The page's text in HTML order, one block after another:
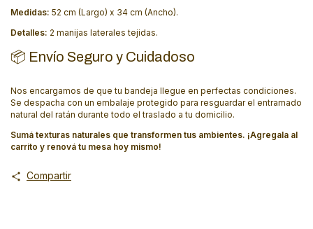
Medidas: 52 cm (Largo) x 34 cm (Ancho).
Detalles: 2 manijas laterales tejidas.
📦 Envío Seguro y Cuidadoso
Nos encargamos de que tu bandeja llegue en perfectas condiciones.
Se despacha con un embalaje protegido para resguardar el entramado
natural del ratán durante todo el traslado a tu domicilio.
Sumá texturas naturales que transformen tus ambientes. ¡Agregala al
carrito y renová tu mesa hoy mismo!
Compartir